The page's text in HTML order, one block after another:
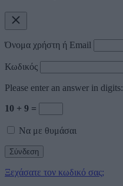
Όνομα χρήστη ή Email
Κωδικός
Please enter an answer in digits:
10 + 9 =
Να με θυμάσαι
Ξεχάσατε τον κωδικό σας;